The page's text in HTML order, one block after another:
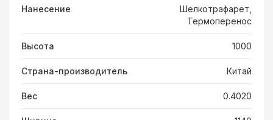
Нанесение
Шелкотрафарет,
Термоперенос
Высота 1000
Страна-производитель Китай
Вес 0.4020